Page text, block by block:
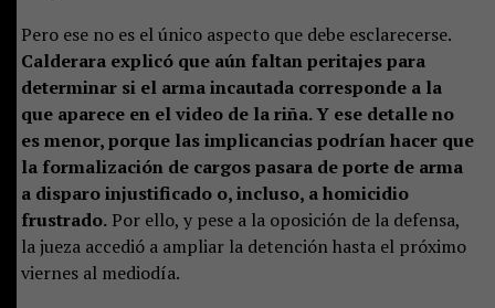
Pero ese no es el único aspecto que debe esclarecerse.
Calderara explicó que aún faltan peritajes para
determinar si el arma incautada corresponde a la
que aparece en el video de la riña. Y ese detalle no
es menor, porque las implicancias podrían hacer que
la formalización de cargos pasara de porte de arma
a disparo injustificado o, incluso, a homicidio
frustrado.Por ello, y pese a la oposición de la defensa,
la jueza accedió a ampliar la detención hasta el próximo
viernes al mediodía.